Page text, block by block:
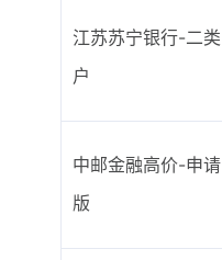
江苏苏宁银行-二类
户
中邮金融高价-申请
版